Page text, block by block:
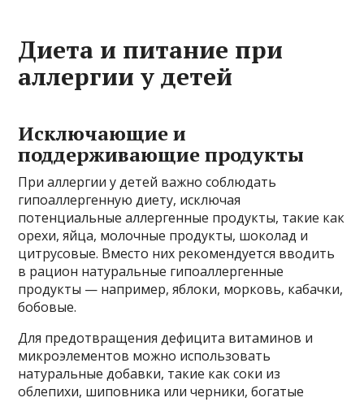
Диета и питание при
аллергии у детей
Исключающие и
поддерживающие продукты
При аллергии у детей важно соблюдать
гипоаллергенную диету, исключая
потенциальные аллергенные продукты, такие как
орехи, яйца, молочные продукты, шоколад и
цитрусовые. Вместо них рекомендуется вводить
в рацион натуральные гипоаллергенные
продукты — например, яблоки, морковь, кабачки,
бобовые.
Для предотвращения дефицита витаминов и
микроэлементов можно использовать
натуральные добавки, такие как соки из
облепихи, шиповника или черники, богатые